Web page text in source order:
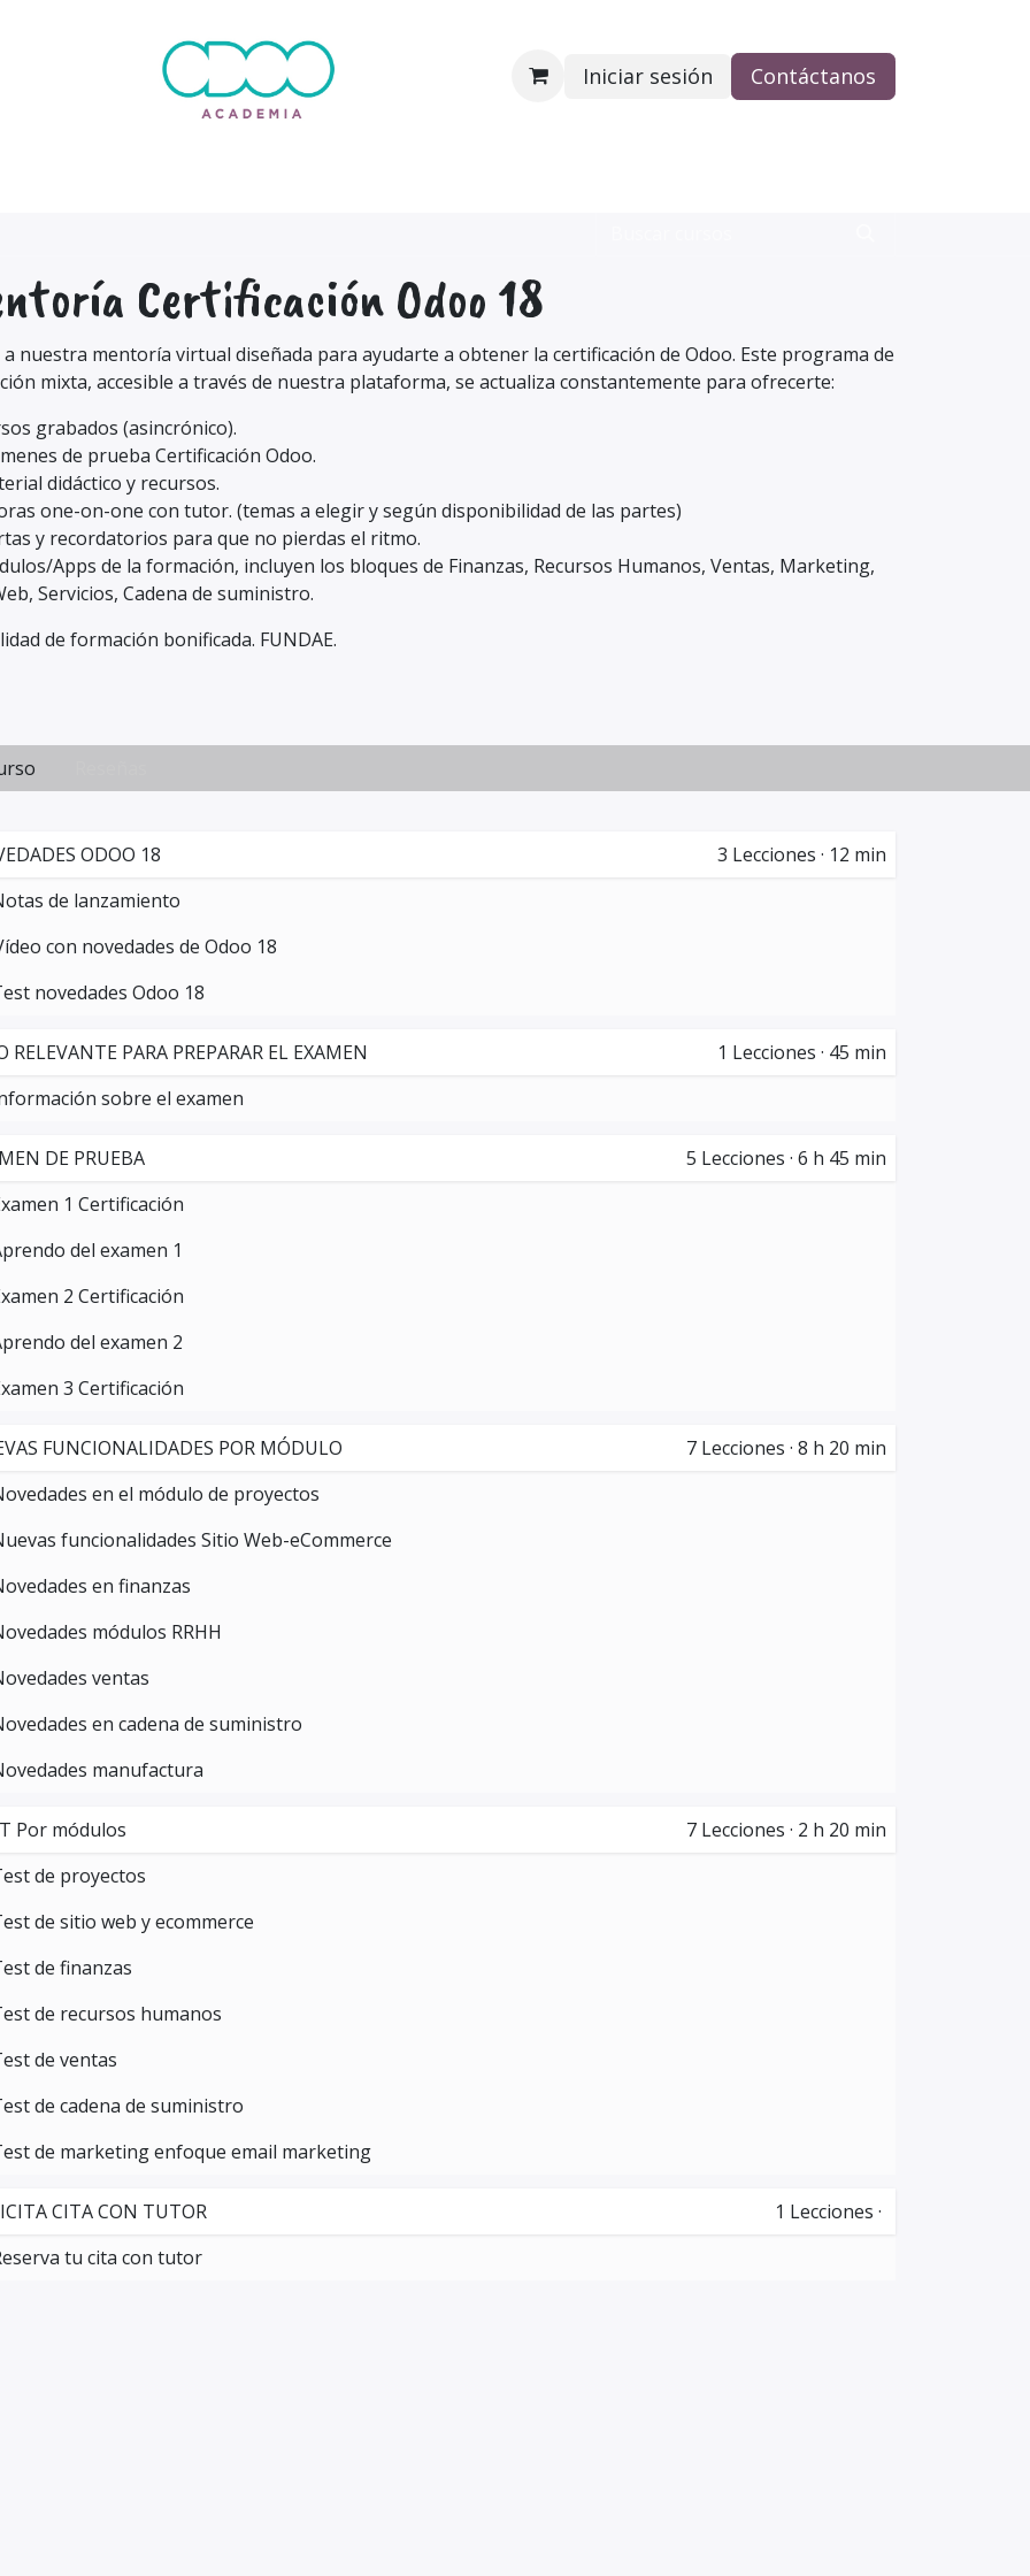
Iniciar sesión Contáctanos
Certificación Odoo 18
a nuestra mentoría virtual diseñada para ayudarte a obtener la certificación de Odoo. Este programa de
mixta, accesible a través de nuestra plataforma, se actualiza constantemente para ofrecerte:
grabados (asincrónico).
de prueba Certificación Odoo.
didáctico y recursos.
one-on-one con tutor. (temas a elegir y según disponibilidad de las partes)
y recordatorios para que no pierdas el ritmo.
Apps de la formación, incluyen los bloques de Finanzas, Recursos Humanos, Ventas, Marketing,
Servicios, Cadena de suministro.
de formación bonificada. FUNDAE.
ODOO 18 3 Lecciones · 12 min
de lanzamiento
con novedades de Odoo 18
novedades Odoo 18
RELEVANTE PARA PREPARAR EL EXAMEN 1 Lecciones · 45 min
sobre el examen
DE PRUEBA 5 Lecciones · 6 h 45 min
1 Certificación
del examen 1
2 Certificación
del examen 2
3 Certificación
FUNCIONALIDADES POR MÓDULO 7 Lecciones · 8 h 20 min
en el módulo de proyectos
funcionalidades Sitio Web-eCommerce
en finanzas
módulos RRHH
ventas
en cadena de suministro
manufactura
Por módulos 7 Lecciones · 2 h 20 min
de proyectos
de sitio web y ecommerce
de finanzas
de recursos humanos
de ventas
de cadena de suministro
de marketing enfoque email marketing
CITA CON TUTOR 1 Lecciones ·
tu cita con tutor